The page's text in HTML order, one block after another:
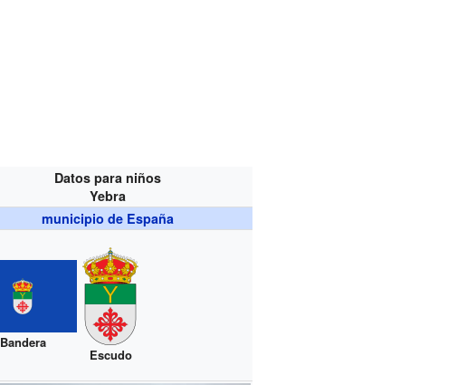
Datos para niños
Yebra
municipio de España
Bandera
Escudo